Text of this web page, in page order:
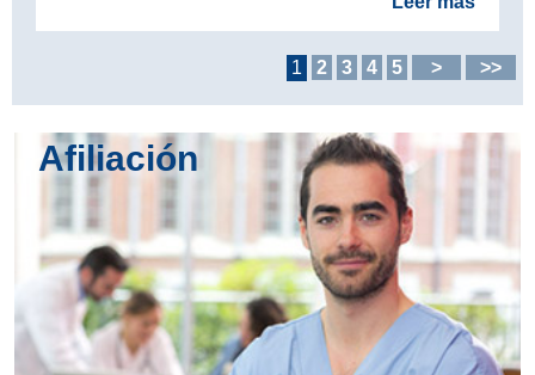
1 2 3 4 5 > >>
Afiliación